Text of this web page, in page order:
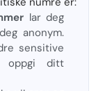
lar deg
anonym.
sensitive
oppgi ditt